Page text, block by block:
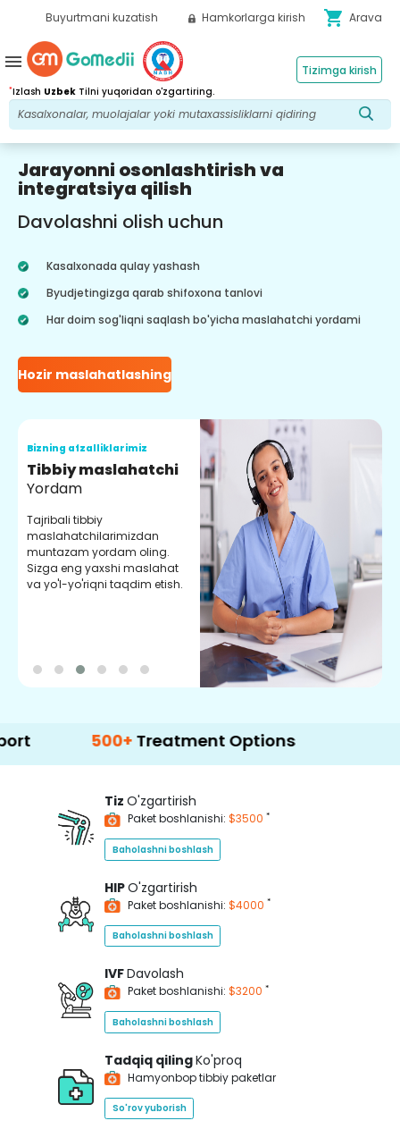
Buyurtmani kuzatish Hamkorlarga kirish shopping_cart Arava
*Izlash Uzbek Tilni yuqoridan o'zgartiring.
Tizimga kirish
menu
Jarayonni osonlashtirish va
integratsiya qilish
Davolashni olish uchun
Kasalxonada qulay yashash
Byudjetingizga qarab shifoxona tanlovi
Har doim sog'liqni saqlash bo'yicha maslahatchi yordami
Hozir maslahatlashing
Bizning afzalliklarimiz
Tibbiy maslahatchi
Yordam
Tajribali tibbiy
maslahatchilarimizdan
muntazam yordam oling.
Sizga eng yaxshi maslahat
va yo'l-yo'riqni taqdim etish.
500+ Treatment Options
Tiz O'zgartirish
Paket boshlanishi: $3500 *
Baholashni boshlash
HIPO'zgartirish
Paket boshlanishi: $4000 *
Baholashni boshlash
IVFDavolash
Paket boshlanishi: $3200 *
Baholashni boshlash
Tadqiq qilingKo'proq
Hamyonbop tibbiy paketlar
So'rov yuborish